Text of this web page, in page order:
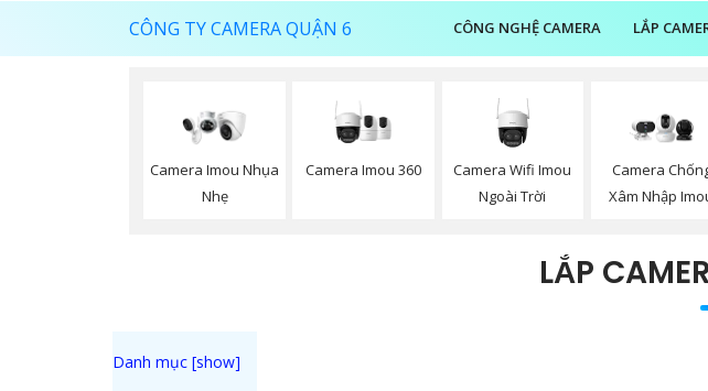
CÔNG TY CAMERA QUẬN 6 CÔNG NGHỆ CAMERA LẮP
Camera Imou Nhụa
Nhẹ
Camera Imou 360
Camera Wifi Imou
Ngoài Trời
Camera
Xâm Nhập
LẮP